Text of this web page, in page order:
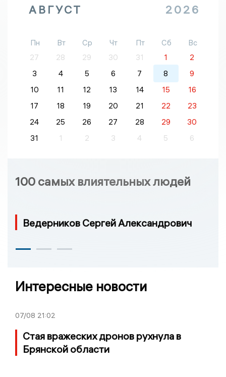
АВГУСТ 2026
Пн Вт Ср Чт Пт Сб
Вс
27
28 29 30 31 1
2
3
4 5 6 7 8
9
10
11 12 13 14 15
16
17
18 19 20 21 22
23
24
25 26 27 28 29
30
31
1 2 3 4 5 6
100 самых влиятельных людей
Ведерников Сергей Александрович
Интересные новости
07/08 21:02
Стая вражеских дронов рухнула в
Брянской области